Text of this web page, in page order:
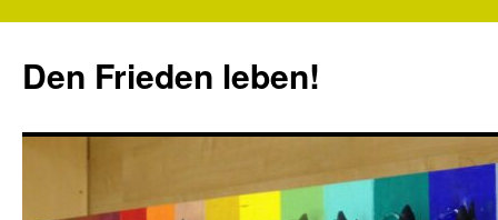
springen
Den Frieden leben!